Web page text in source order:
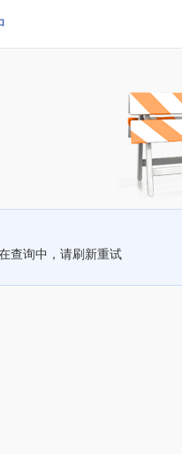
查询中，请刷新重试